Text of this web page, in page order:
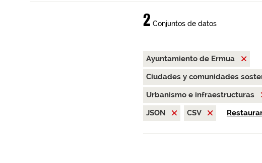
2 Conjuntos de datos
Ayuntamiento de Ermua
Ciudades y comunidades
Urbanismo e infraestructuras
JSON
CSV